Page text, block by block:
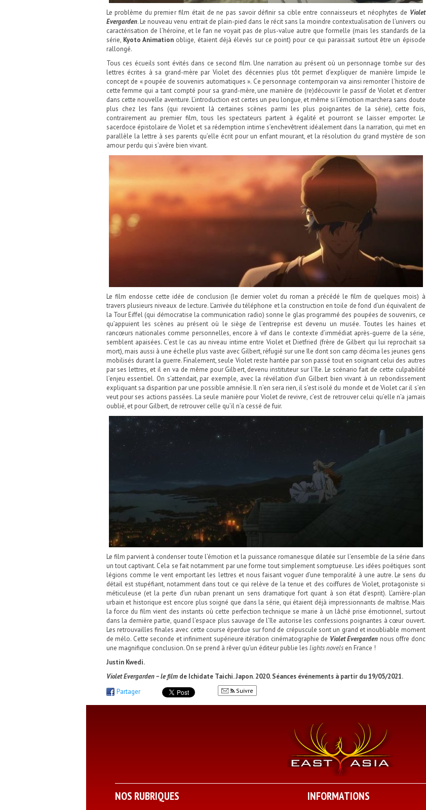
Le problème du premier film était de ne pas savoir définir sa cible entre connaisseurs et néophytes de Violet
Evergarden. Le nouveau venu entrait de plain-pied dans le récit sans la moindre contextualisation de l’univers ou
caractérisation de l’héroïne, et le fan ne voyait pas de plus-value autre que formelle (mais les standards de la
série, Kyoto Animation oblige, étaient déjà élevés sur ce point) pour ce qui paraissait surtout être un épisode
rallongé.
Tous ces écueils sont évités dans ce second film. Une narration au présent où un personnage tombe sur des
lettres écrites à sa grand-mère par Violet des décennies plus tôt permet d’expliquer de manière limpide le
concept de « poupée de souvenirs automatiques ». Ce personnage contemporain va ainsi remonter l’histoire de
cette femme qui a tant compté pour sa grand-mère, une manière de (re)découvrir le passif de Violet et d’entrer
dans cette nouvelle aventure. L’introduction est certes un peu longue, et même si l’émotion marchera sans doute
plus chez les fans (qui revoient là certaines scènes parmi les plus poignantes de la série), cette fois,
contrairement au premier film, tous les spectateurs partent à égalité et pourront se laisser emporter. Le
sacerdoce épistolaire de Violet et sa rédemption intime s’enchevêtrent idéalement dans la narration, qui met en
parallèle la lettre à ses parents qu’elle écrit pour un enfant mourant, et la résolution du grand mystère de son
amour perdu qui s’avère bien vivant.
Le film endosse cette idée de conclusion (le dernier volet du roman a précédé le film de quelques mois) à
travers plusieurs niveaux de lecture. L’arrivée du téléphone et la construction en toile de fond d’un équivalent de
la Tour Eiffel (qui démocratise la communication radio) sonne le glas programmé des poupées de souvenirs, ce
qu’appuient les scènes au présent où le siège de l’entreprise est devenu un musée. Toutes les haines et
rancœurs nationales comme personnelles, encore à vif dans le contexte d’immédiat après-guerre de la série,
semblent apaisées. C’est le cas au niveau intime entre Violet et Dietfried (frère de Gilbert qui lui reprochait sa
mort), mais aussi à une échelle plus vaste avec Gilbert, réfugié sur une île dont son camp décima les jeunes gens
mobilisés durant la guerre. Finalement, seule Violet reste hantée par son passé tout en soignant celui des autres
par ses lettres, et il en va de même pour Gilbert, devenu instituteur sur l’île. Le scénario fait de cette culpabilité
l’enjeu essentiel. On s’attendait, par exemple, avec la révélation d’un Gilbert bien vivant à un rebondissement
expliquant sa disparition par une possible amnésie. Il n’en sera rien, il s’est isolé du monde et de Violet car il s’en
veut pour ses actions passées. La seule manière pour Violet de revivre, c’est de retrouver celui qu’elle n’a jamais
oublié, et pour Gilbert, de retrouver celle qu’il n’a cessé de fuir.
Le film parvient à condenser toute l’émotion et la puissance romanesque dilatée sur l’ensemble de la série dans
un tout captivant. Cela se fait notamment par une forme tout simplement somptueuse. Les idées poétiques sont
légions comme le vent emportant les lettres et nous faisant voguer d’une temporalité à une autre. Le sens du
détail est stupéfiant, notamment dans tout ce qui relève de la tenue et des coiffures de Violet, protagoniste si
méticuleuse (et la perte d’un ruban prenant un sens dramatique fort quant à son état d’esprit). L’arrière-plan
urbain et historique est encore plus soigné que dans la série, qui étaient déjà impressionnants de maîtrise. Mais
la force du film vient des instants où cette perfection technique se marie à un lâché prise émotionnel, surtout
dans la dernière partie, quand l’espace plus sauvage de l’île autorise les confessions poignantes à cœur ouvert.
Les retrouvailles finales avec cette course éperdue sur fond de crépuscule sont un grand et inoubliable moment
de mélo. Cette seconde et infiniment supérieure itération cinématographie de Violet Evergarden nous offre donc
une magnifique conclusion. On se prend à rêver qu’un éditeur publie les lights novelsen France !
Justin Kwedi.
Violet Evergarden – le filmde Ichidate Taichi. Japon. 2020. Séances événements à partir du 19/05/2021.
Partager
Suivre
NOS RUBRIQUES INFORMATIONS